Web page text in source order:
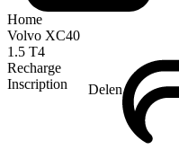
Home
Volvo XC40
1.5 T4
Recharge
Inscription
Delen